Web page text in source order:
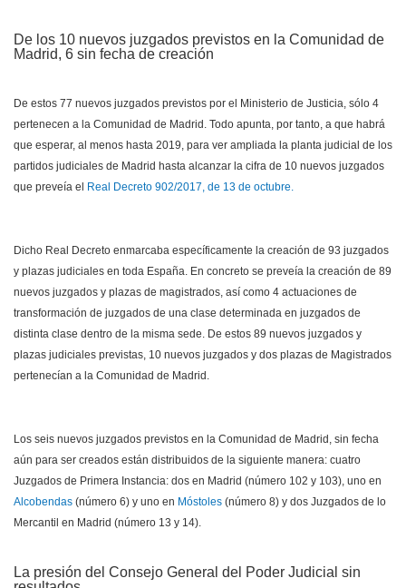
De los 10 nuevos juzgados previstos en la Comunidad de
Madrid, 6 sin fecha de creación
De estos 77 nuevos juzgados previstos por el Ministerio de Justicia, sólo 4
pertenecen a la Comunidad de Madrid. Todo apunta, por tanto, a que habrá
que esperar, al menos hasta 2019, para ver ampliada la planta judicial de los
partidos judiciales de Madrid hasta alcanzar la cifra de 10 nuevos juzgados
que preveía el Real Decreto 902/2017, de 13 de octubre.
Dicho Real Decreto enmarcaba específicamente la creación de 93 juzgados
y plazas judiciales en toda España. En concreto se preveía la creación de 89
nuevos juzgados y plazas de magistrados, así como 4 actuaciones de
transformación de juzgados de una clase determinada en juzgados de
distinta clase dentro de la misma sede. De estos 89 nuevos juzgados y
plazas judiciales previstas, 10 nuevos juzgados y dos plazas de Magistrados
pertenecían a la Comunidad de Madrid.
Los seis nuevos juzgados previstos en la Comunidad de Madrid, sin fecha
aún para ser creados están distribuidos de la siguiente manera: cuatro
Juzgados de Primera Instancia: dos en Madrid (número 102 y 103), uno en
Alcobendas (número 6) y uno en Móstoles (número 8) y dos Juzgados de lo
Mercantil en Madrid (número 13 y 14).
La presión del Consejo General del Poder Judicial sin